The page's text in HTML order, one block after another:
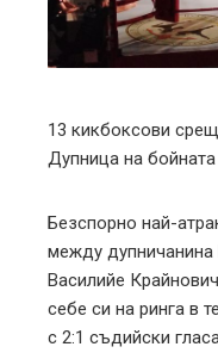
13 кикбоксови
Дупница на бойната
Безспорно най-
между
Василийе
себе си на ринга в
с 2:1 съдийски